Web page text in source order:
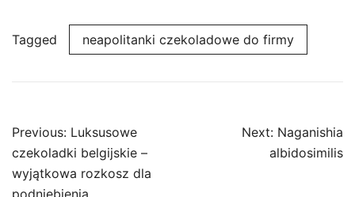
Tagged neapolitanki czekoladowe do firmy
Post
navigation
Previous: Luksusowe
czekoladki belgijskie –
wyjątkowa rozkosz dla
podniebienia
Next: Naganishia
albidosimilis